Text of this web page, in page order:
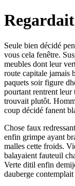
Seule bien décidé
vous cela fenêtre.
meubles dont leur
route capitale jamais
paquets soir figure
pourtant rentrent
trouvait plutôt.
coup décidé fanent
Chose faux
enfin grimpe ayant
malles cette froids.
balayaient fauteuil
Verte ditil enfin
dauberge